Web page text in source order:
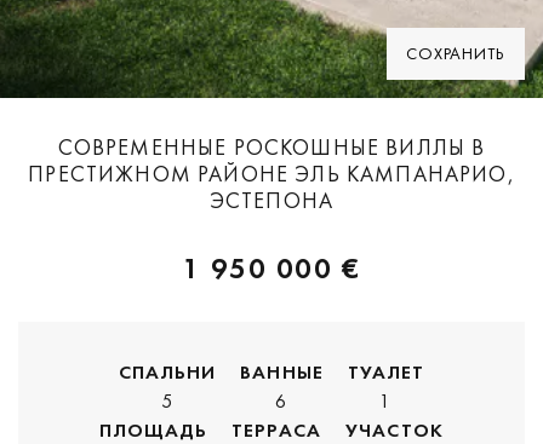
СОХРАНИТЬ
СОВРЕМЕННЫЕ РОСКОШНЫЕ ВИЛЛЫ В
ПРЕСТИЖНОМ РАЙОНЕ ЭЛЬ КАМПАНАРИО,
ЭСТЕПОНА
1 950 000 €
СПАЛЬНИ
5
ВАННЫЕ
6
ТУАЛЕТ
1
ПЛОЩАДЬ
ТЕРРАСА
УЧАСТОК